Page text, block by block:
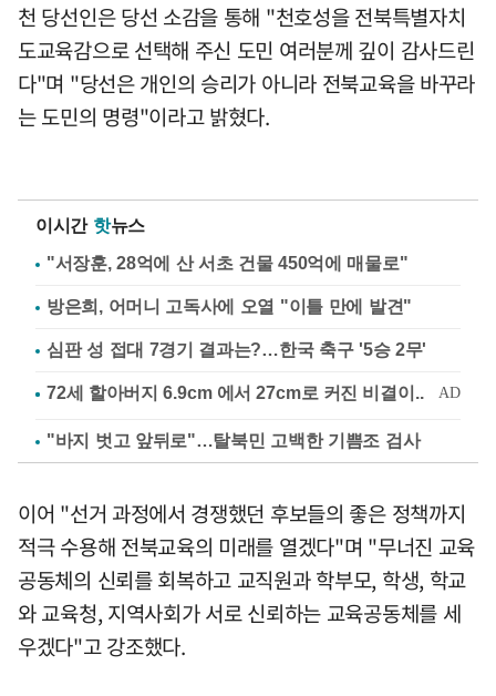
천 당선인은 당선 소감을 통해 "천호성을 전북특별자치
도교육감으로 선택해 주신 도민 여러분께 깊이 감사드린
다"며 "당선은 개인의 승리가 아니라 전북교육을 바꾸라
는 도민의 명령"이라고 밝혔다.
이시간 핫뉴스
"서장훈, 28억에 산 서초 건물 450억에 매물로"
방은희, 어머니 고독사에 오열 "이틀 만에 발견"
심판 성 접대 7경기 결과는?…한국 축구 '5승 2무'
"바지 벗고 앞뒤로"…탈북민 고백한 기쁨조 검사
이어 "선거 과정에서 경쟁했던 후보들의 좋은 정책까지
적극 수용해 전북교육의 미래를 열겠다"며 "무너진 교육
공동체의 신뢰를 회복하고 교직원과 학부모, 학생, 학교
와 교육청, 지역사회가 서로 신뢰하는 교육공동체를 세
우겠다"고 강조했다.